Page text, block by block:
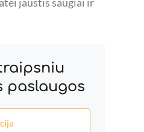
paslaugos